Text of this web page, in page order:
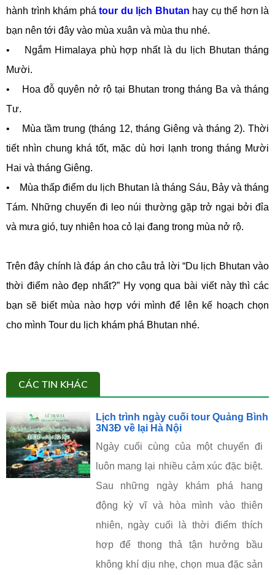
hành trình khám phá tour du lịch Bhutan hay cụ thể hơn là
bạn nên tới đây vào mùa xuân và mùa thu nhé.
• Ngắm Himalaya phù hợp nhất là du lịch Bhutan tháng
Mười.
• Hoa đỗ quyên nở rộ tại Bhutan trong tháng Ba và tháng
Tư.
• Mùa tầm trung (tháng 12, tháng Giêng và tháng 2). Thời
tiết nhìn chung khá tốt, mặc dù hơi lạnh trong tháng Mười
Hai và tháng Giêng.
• Mùa thấp điểm du lịch Bhutan là tháng Sáu, Bảy và tháng
Tám. Những chuyến đi leo núi thường gặp trở ngại bởi đỉa
và mưa gió, tuy nhiên hoa cỏ lại đang trong mùa nở rộ.
Trên đây chính là đáp án cho câu trả lời “Du lịch Bhutan vào
thời điểm nào đẹp nhất?” Hy vọng qua bài viết này thì các
bạn sẽ biết mùa nào hợp với mình để lên kế hoạch chọn
cho mình Tour du lịch khám phá Bhutan nhé.
CÁC TIN KHÁC
Lịch trình ngày cuối tour Quảng Bình
3N3Đ về lại Hà Nội
Ngày cuối cùng của một chuyến đi
luôn mang lại nhiều cảm xúc đặc biệt.
Sau những ngày khám phá hang
động kỳ vĩ và hòa mình vào thiên
nhiên, ngày cuối là thời điểm thích
hợp để thong thả tận hưởng bầu
không khí dịu nhẹ, chọn mua đặc sản